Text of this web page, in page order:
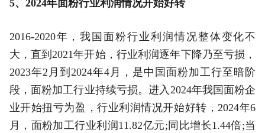
5、2024年面粉行业利润情况开始好转
2016-2020年，我国面粉行业利润情况整体变化不
大，直到2021年开始，行业利润逐年下降乃至亏损，
2023年2月到2024年4月，是中国面粉加工行至暗阶
段，面粉加工行业持续亏损。进入2024年我国面粉企
业开始扭亏为盈，行业利润情况开始好转，2024年6
月，面粉加工行业利润11.82亿元;同比增长1.44倍;当